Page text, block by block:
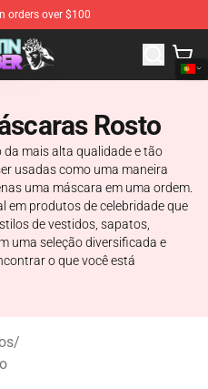
orders over $100
Justin Bieber Merchandise
Rosto
mais alta qualidade e tão
usadas como uma maneira
uma máscara em uma ordem.
em produtos de celebridade que
de vestidos, sapatos,
uma seleção diversificada e
o que você está
/